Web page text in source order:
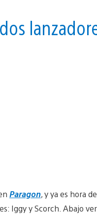
Paragon, y ya es hora
Iggy y Scorch. Abajo